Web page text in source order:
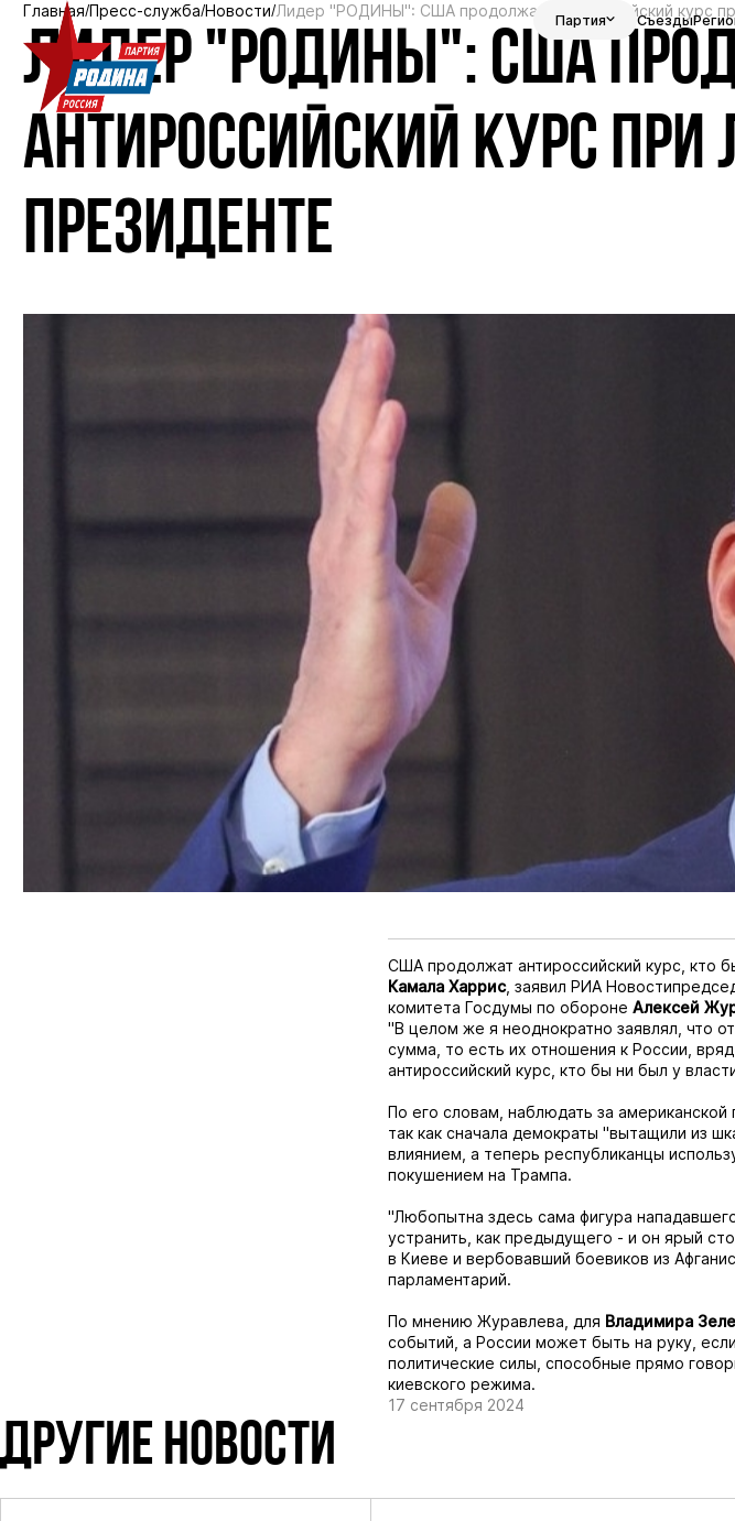
Партия Съезды
Главная Пресс-служба Новости Лидер "РОДИНЫ": США продолжат антироссийский курс
ЛИДЕР "РОДИНЫ": США
АНТИРОССИЙСКИЙ КУРС
ПРЕЗИДЕНТЕ
США продолжат антироссийский курс, кто
Камала Харрис, заявил РИА Новости
комитета Госдумы по обороне Алексей
"В целом же я неоднократно заявлял, что
сумма, то есть их отношения к России,
антироссийский курс, кто бы ни был у
По его словам, наблюдать за американской
так как сначала демократы "вытащили из
влиянием, а теперь республиканцы
покушением на Трампа.
"Любопытна здесь сама фигура
устранить, как предыдущего - и он ярый
в Киеве и вербовавший боевиков из
парламентарий.
По мнению Журавлева, для Владимира
событий, а России может быть на руку,
политические силы, способные прямо
киевского режима.
17 сентября 2024
ДРУГИЕ НОВОСТИ